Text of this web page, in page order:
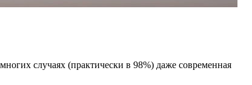
случаях (практически в 98%) даже современная